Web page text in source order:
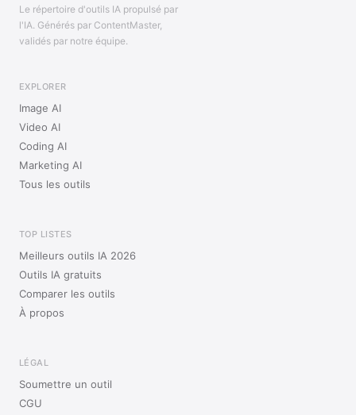
Le répertoire d'outils IA propulsé par
l'IA. Générés par ContentMaster,
validés par notre équipe.
EXPLORER
Image AI
Video AI
Coding AI
Marketing AI
Tous les outils
TOP LISTES
Meilleurs outils IA 2026
Outils IA gratuits
Comparer les outils
À propos
LÉGAL
Soumettre un outil
CGU